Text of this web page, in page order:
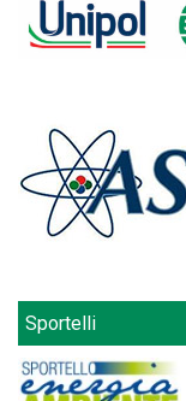
Sportelli